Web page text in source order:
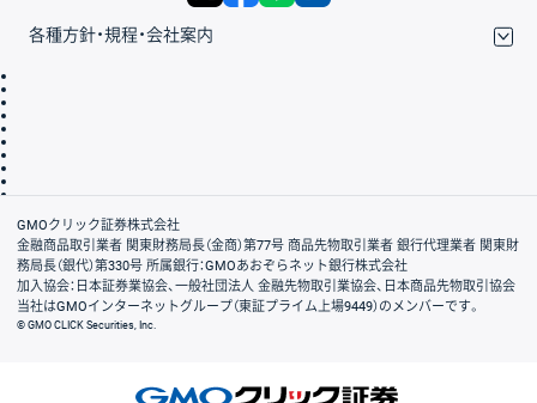
各種方針・規程・会社案内
会社案内
GMOクリック証券株式会社
金融商品取引業者 関東財務局長（金商）第77号 商品先物取引業者 銀行代理業者 関東財
務局長（銀代）第330号 所属銀行：GMOあおぞらネット銀行株式会社
加入協会：日本証券業協会、一般社団法人 金融先物取引業協会、日本商品先物取引協会
当社はGMOインターネットグループ（東証プライム上場9449）のメンバーです。
© GMO CLICK Securities, Inc.